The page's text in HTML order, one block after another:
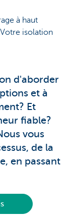
à haut
isolation
d'aborder
et à
Et
fiable?
vous
de la
en passant